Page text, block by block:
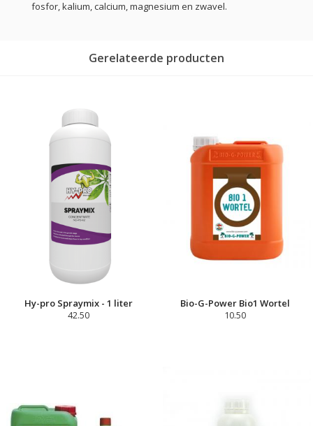
fosfor, kalium, calcium, magnesium en zwavel.
Gerelateerde producten
Hy-pro Spraymix - 1 liter
42.50
Bio-G-Power Bio1 Wortel
10.50